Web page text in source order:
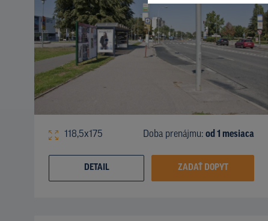
118,5x175 Doba prenájmu: od 1 mesiaca
DETAIL ZADAŤ DOPYT